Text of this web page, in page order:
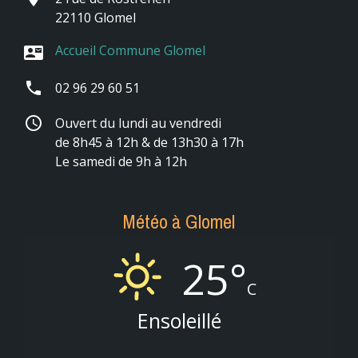
22110 Glomel
contact_mail Accueil Commune Glomel
phone 02 96 29 60 51
schedule
Ouvert du lundi au vendredi
de 8h45 à 12h & de 13h30 à 17h
Le samedi de 9h à 12h
Météo à Glomel
25°C
Ensoleillé